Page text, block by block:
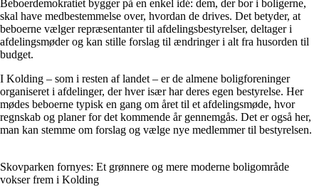
Beboerdemokratiet bygger på en enkel idé: dem, der bor i boligerne,
skal have medbestemmelse over, hvordan de drives. Det betyder, at
beboerne vælger repræsentanter til afdelingsbestyrelser, deltager i
afdelingsmøder og kan stille forslag til ændringer i alt fra husorden til
budget.
I Kolding – som i resten af landet – er de almene boligforeninger
organiseret i afdelinger, der hver især har deres egen bestyrelse. Her
mødes beboerne typisk en gang om året til et afdelingsmøde, hvor
regnskab og planer for det kommende år gennemgås. Det er også her,
man kan stemme om forslag og vælge nye medlemmer til bestyrelsen.
Skovparken fornyes: Et grønnere og mere moderne boligområde
vokser frem i Kolding